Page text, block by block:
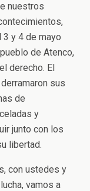
nuestros
y 4 de mayo
de Atenco,
derecho. El
sus
de
y
junto con los
libertad.
con ustedes y
vamos a